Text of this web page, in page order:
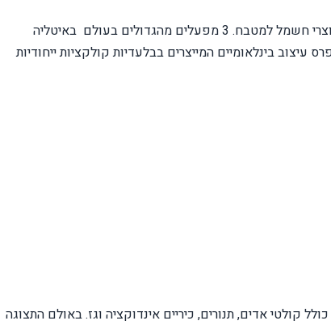
מתמחה בייצור ושיווק מוצרי חשמל למטבח. 3 מפעלים מהגדולים בעולם באיטליה
עיצוב בינלאומיים המייצרים בבלעדיות קולקציות ייחודיות
קולטי אדים, תנורים, כיריים אינדוקציה וגז. באולם התצוגה